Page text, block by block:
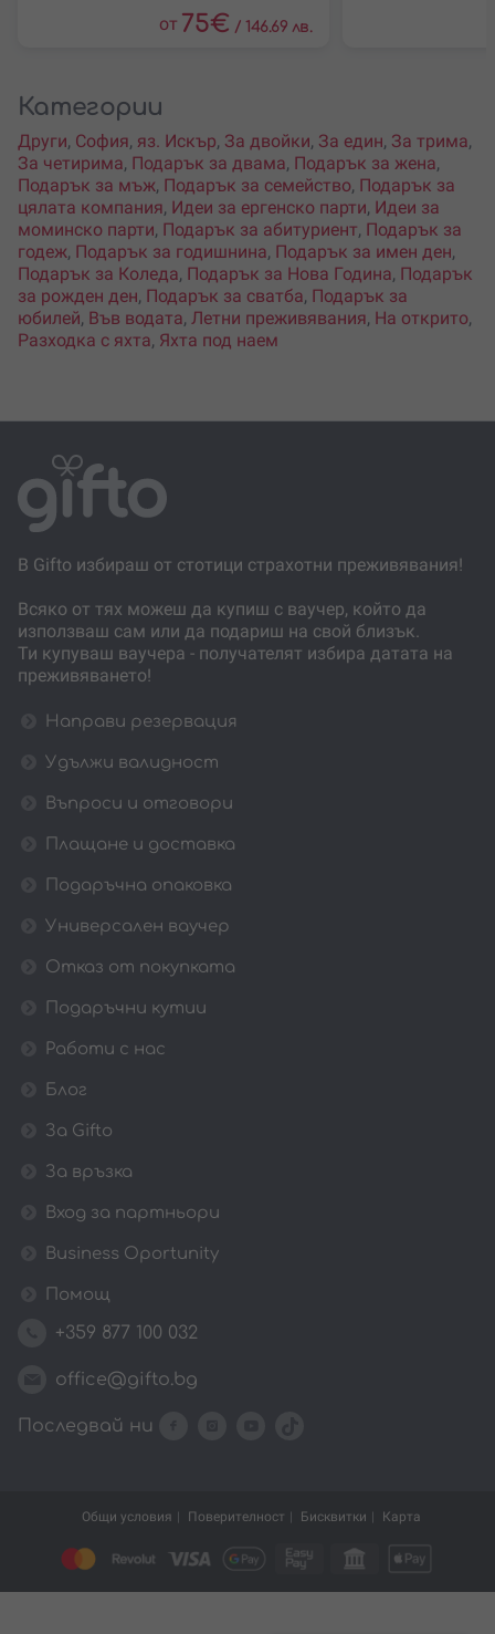
от 75€ / 146.69 лв.
Категории
Други, София, яз. Искър, За двойки, За един, За трима,
За четирима, Подарък за двама, Подарък за жена,
Подарък за мъж, Подарък за семейство, Подарък за
цялата компания, Идеи за ергенско парти, Идеи за
моминско парти, Подарък за абитуриент, Подарък за
годеж, Подарък за годишнина, Подарък за имен ден,
Подарък за Коледа, Подарък за Нова Година, Подарък
за рожден ден, Подарък за сватба, Подарък за
юбилей, Във водата, Летни преживявания, На открито,
Разходка с яхта, Яхта под наем
В Gifto избираш от стотици страхотни преживявания!
Всяко от тях можеш да купиш с ваучер, който да
използваш сам или да подариш на свой близък.
Ти купуваш ваучера - получателят избира датата на
преживяването!
Направи резервация
Удължи валидност
Въпроси и отговори
Плащане и доставка
Подаръчна опаковка
Универсален ваучер
Отказ от покупката
Подаръчни кутии
Работи с нас
Блог
За Gifto
За връзка
Вход за партньори
Business Oportunity
Помощ
+359 877 100 032
office@gifto.bg
Последвай ни
Общи условия Поверителност Бисквитки Карта